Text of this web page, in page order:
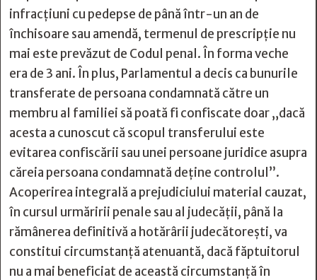
infracțiuni cu pedepse de până într-un an de
închisoare sau amendă, termenul de prescripție nu
mai este prevăzut de Codul penal. În forma veche
era de 3 ani. În plus, Parlamentul a decis ca bunurile
transferate de persoana condamnată către un
membru al familiei să poată fi confiscate doar „dacă
acesta a cunoscut că scopul transferului este
evitarea confiscării sau unei persoane juridice asupra
căreia persoana condamnată deţine controlul”.
Acoperirea integrală a prejudiciului material cauzat,
în cursul urmăririi penale sau al judecății, până la
rămânerea definitivă a hotărârii judecătorești, va
constitui circumstanță atenuantă, dacă făptuitorul
nu a mai beneficiat de această circumstanță în